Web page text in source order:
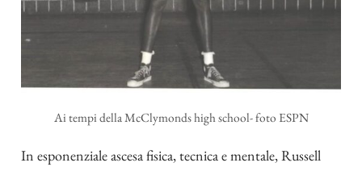
Ai tempi della McClymonds high school- foto ESPN
In esponenziale ascesa fisica, tecnica e mentale, Russell